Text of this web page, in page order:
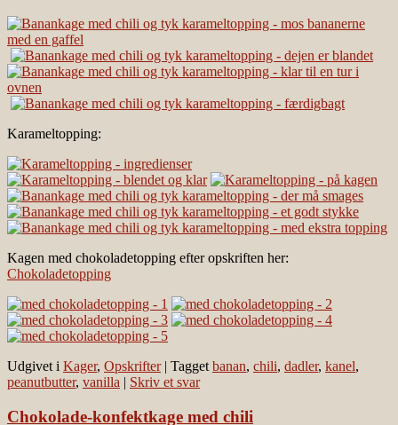
Karameltopping:
Kagen med chokoladetopping efter opskriften her:
Chokoladetopping
Udgivet i Kager, Opskrifter | Tagget banan, chili, dadler, kanel,
peanutbutter, vanilla | Skriv et svar
Chokolade-konfektkage med chili